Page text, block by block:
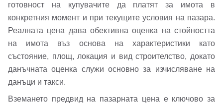
готовност на купувачите да платят за имота в
конкретния момент и при текущите условия на пазара.
Реалната цена дава обективна оценка на стойността
на имота въз основа на характеристики като
състояние, площ, локация и вид строителство, докато
данъчната оценка служи основно за изчисляване на
данъци и такси.
Вземането предвид на пазарната цена е ключово за